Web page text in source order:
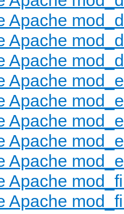
Apache
Apache
Apache
Apache
Apache
Apache
Apache
Apache
Apache
Apache